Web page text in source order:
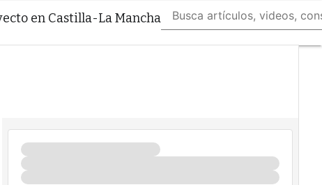
en Castilla-La Mancha Servidores
CPD y
Mercado